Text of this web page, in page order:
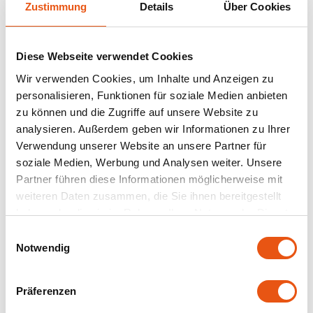
Zustimmung Details Über Cookies
Diese Webseite verwendet Cookies
Wir verwenden Cookies, um Inhalte und Anzeigen zu
personalisieren, Funktionen für soziale Medien anbieten
zu können und die Zugriffe auf unsere Website zu
analysieren. Außerdem geben wir Informationen zu Ihrer
Verwendung unserer Website an unsere Partner für
soziale Medien, Werbung und Analysen weiter. Unsere
Partner führen diese Informationen möglicherweise mit
weiteren Daten zusammen, die Sie ihnen bereitgestellt
haben oder die sie im Rahmen Ihrer Nutzung der Dienste
Notwendig
Präferenzen
Nakd
Nairn's
Nutrifree
Odenwald
Old El Paso
Piaceri Mediterranei
Auf Lager
Yakso
Yakso Bio Satésoße
Auf Lager
Yakso
Reisnudeln Weiß Bio -
Glutenfrei